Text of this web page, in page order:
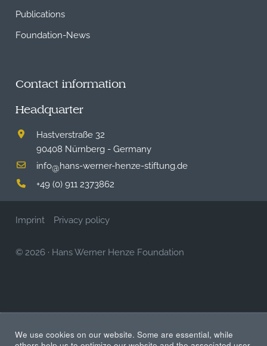
Publications
Foundation-News
Contact information
Headquarter
Hastverstraße 32
90408 Nürnberg - Germany
info@hans-werner-henze-stiftung.de
+49 (0) 911 2373862
Imprint Privacy policy
© 2026 · Hans Werner Henze Foundation
We use cookies on our website. Some are essential, while